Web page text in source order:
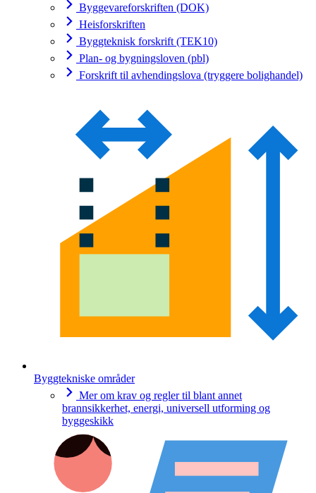
Byggevareforskriften (DOK)
Heisforskriften
Byggteknisk forskrift (TEK10)
Plan- og bygningsloven (pbl)
Forskrift til avhendingslova (tryggere bolighandel)
Byggtekniske områder
Mer om krav og regler til blant annet
brannsikkerhet, energi, universell utforming og
byggeskikk